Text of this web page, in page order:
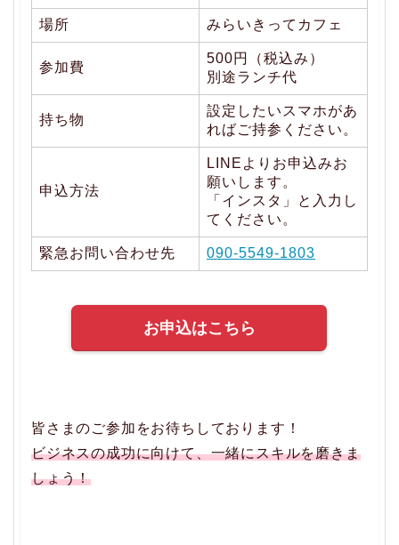
場所 みらいきってカフェ
参加費
500円（税込み）
別途ランチ代
持ち物
設定したいスマホがあ
ればご持参ください。
申込方法
LINEよりお申込みお
願いします。
「インスタ」と入力し
てください。
緊急お問い合わせ先 090-5549-1803
お申込はこちら
皆さまのご参加をお待ちしております！
ビジネスの成功に向けて、一緒にスキルを磨きま
しょう！